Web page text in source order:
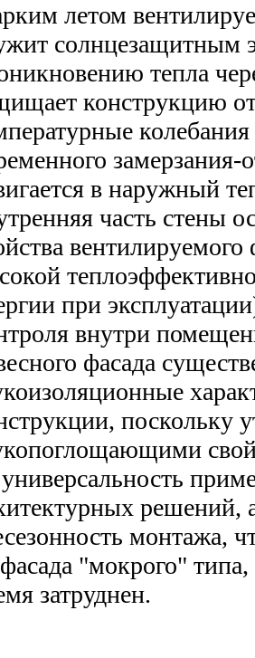
летом
солнцезащитным
тепла
конструкцию
замерзания-
в наружный
часть стены
при
внутри
фасада
поскольку
решений,
монтажа,
"мокрого"
затруднен.